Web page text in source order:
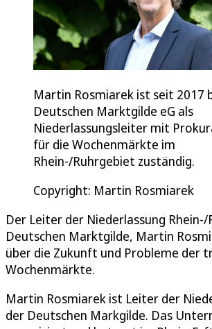
Martin Rosmiarek ist seit 2017
Deutschen Marktgilde eG als
Niederlassungsleiter mit
für die Wochenmärkte im
Rhein-/Ruhrgebiet zuständig.
Copyright: Martin Rosmiarek
Der Leiter der Niederlassung
Deutschen Marktgilde, Martin
über die Zukunft und Probleme der
Wochenmärkte.
Martin Rosmiarek ist Leiter der
der Deutschen Markgilde. Das